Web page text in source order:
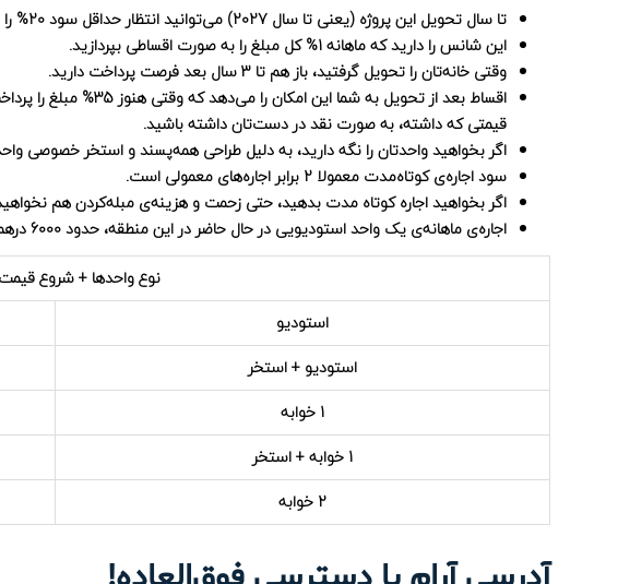
تا سال تحویل این پروژه (یعنی تا سال 2027) می‌توانید انتظار حداقل سود 20% را روی ملک‌تان داشته باشید.
این شانس را دارید که ماهانه 1% کل مبلغ را به صورت اقساطی بپردازید.
وقتی خانه‌تان را تحویل گرفتید، باز هم تا 3 سال بعد فرصت پرداخت دارید.
اقساط بعد از تحویل به
قیمتی که داشته، به صورت نقد در دست‌تان داشته باشید.
اگر بخواهید واحدتان را نگه دارید، به دلیل طراحی همه‌پسند و استخر خصوصی
سود اجاره‌ی کوتاه‌مدت معمولا 2 برابر اجاره‌های معمولی است.
اگر بخواهید اجاره کوتاه مدت بدهید، حتی زحمت و هزینه‌ی مبله‌کردن هم
اجاره‌ی ماهانه‌ی یک واحد استودیویی در حال حاضر در این منطقه، حدود 6000 درهم است.
نوع واحدها + شروع
استودیو
استودیو + استخر
1 خوابه
1 خوابه + استخر
2 خوابه